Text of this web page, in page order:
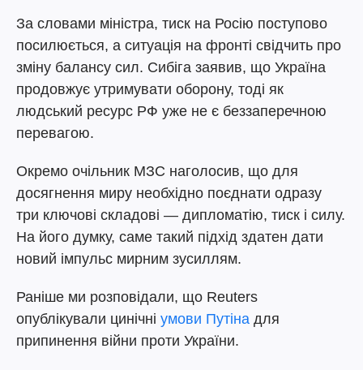
За словами міністра, тиск на Росію поступово
посилюється, а ситуація на фронті свідчить про
зміну балансу сил. Сибіга заявив, що Україна
продовжує утримувати оборону, тоді як
людський ресурс РФ уже не є беззаперечною
перевагою.
Окремо очільник МЗС наголосив, що для
досягнення миру необхідно поєднати одразу
три ключові складові — дипломатію, тиск і силу.
На його думку, саме такий підхід здатен дати
новий імпульс мирним зусиллям.
Раніше ми розповідали, що Reuters
опублікували цинічні умови Путіна для
припинення війни проти України.